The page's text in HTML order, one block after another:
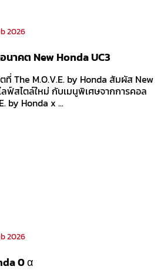
2026
าคต New Honda UC3
ที่ The M.O.V.E. by Honda สัมผัส New
ฟ์สไตล์ใหม่ กับเมนูพิเศษจากการคอล
by Honda x ...
2026
0 α